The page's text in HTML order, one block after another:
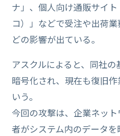
ナ」、個人向け通販サイト
コ）」などで受注や出荷
どの影響が出ている。
アスクルによると、同社
暗号化され、現在も復旧
いう。
今回の攻撃は、企業ネッ
者がシステム内のデータ